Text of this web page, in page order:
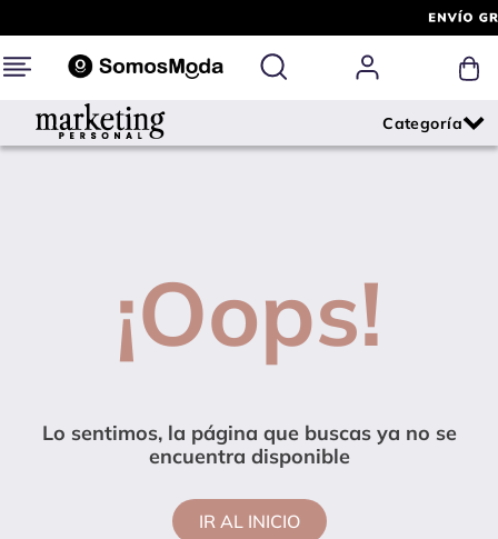
¡Oops!
Lo sentimos, la página que buscas ya no se
encuentra disponible
IR AL INICIO